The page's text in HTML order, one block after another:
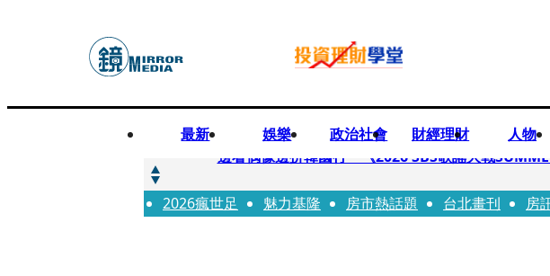
最新 娛樂 政治社會 財經理財 人物
快訊
邊看偶像邊拚韓國行 《2026 SBS歌謠大戰
快訊
代誌大條火急跳船？ 宏碁派任李文詳接掌兆基屋
2026瘋世足 魅力基隆 房市熱話題 台北畫刊 房